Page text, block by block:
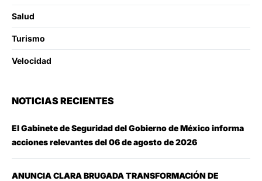
Salud
Turismo
Velocidad
NOTICIAS RECIENTES
El Gabinete de Seguridad del Gobierno de México informa
acciones relevantes del 06 de agosto de 2026
ANUNCIA CLARA BRUGADA TRANSFORMACIÓN DE